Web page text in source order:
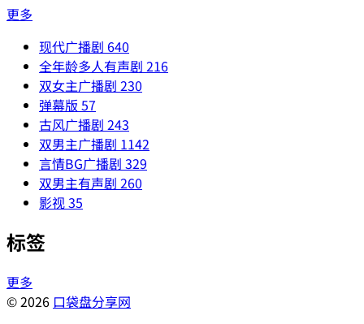
更多
现代广播剧 640
全年龄多人有声剧 216
双女主广播剧 230
弹幕版 57
古风广播剧 243
双男主广播剧 1142
言情BG广播剧 329
双男主有声剧 260
影视35
标签
更多
© 2026 口袋盘分享网